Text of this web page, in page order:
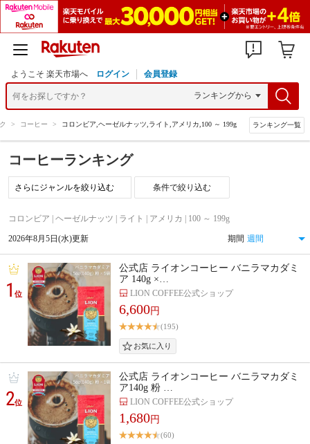
ようこそ 楽天市場へ ログイン 会員登録
> コーヒー > コロンビア,ヘーゼルナッツ,ライト,アメリカ,100 ～ 199g ランキング一覧
コーヒーランキング
条件で絞り込む
コロンビア | ヘーゼルナッツ | ライト | アメリカ | 100 ～ 199g
2026年8月5日(水)更新 期間
1位
公式店 ライオンコーヒー バニラマカダミ
ア 140g ×…
LION COFFEE公式ショップ
6,600円
(195)
2位
公式店 ライオンコーヒー バニラマカダミ
ア140g 粉 …
LION COFFEE公式ショップ
1,680円
(60)